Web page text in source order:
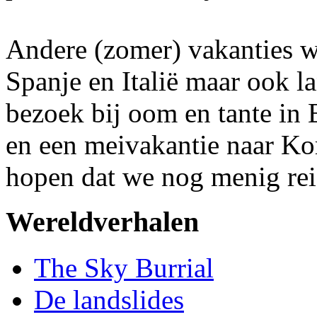
Andere (zomer) vakanties
Spanje en Italië maar ook
bezoek bij oom en tante in
en een meivakantie naar
hopen dat we nog menig
Wereldverhalen
The Sky Burrial
De landslides